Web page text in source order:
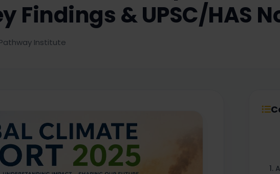
Findings & UPSC/HAS
Institute
1.